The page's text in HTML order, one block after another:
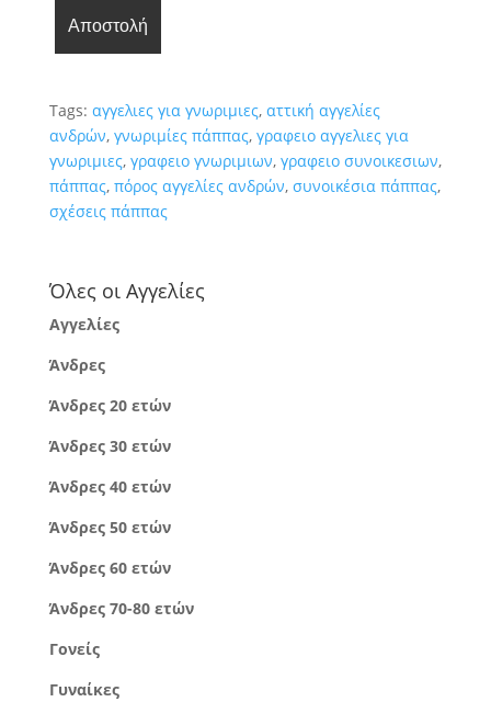
Tags: αγγελιες για γνωριμιες, αττική αγγελίες
ανδρών, γνωριμίες πάππας, γραφειο αγγελιες για
γνωριμιες, γραφειο γνωριμιων, γραφειο συνοικεσιων,
πάππας, πόρος αγγελίες ανδρών, συνοικέσια πάππας,
σχέσεις πάππας
Όλες οι Αγγελίες
Αγγελίες
Άνδρες
Άνδρες 20 ετών
Άνδρες 30 ετών
Άνδρες 40 ετών
Άνδρες 50 ετών
Άνδρες 60 ετών
Άνδρες 70-80 ετών
Γονείς
Γυναίκες